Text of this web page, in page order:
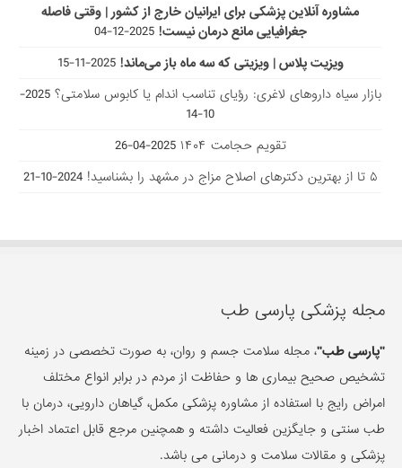
آخرین مقالات پزشکی
مشاوره آنلاین پزشکی برای ایرانیان خارج از کشور | وقتی فاصله
جغرافیایی مانع درمان نیست!
2025-12-04
ویزیت پلاس | ویزیتی که سه ماه باز می‌ماند! 2025-11-15
بازار سیاه داروهای لاغری: رؤیای تناسب اندام یا کابوس سلامتی؟
2025-
10-14
مجله پزشکی پارسی طب
"پارسی طب" ، مجله سلامت جسم و روان، به صورت تخصصی در زمینه
تشخیص صحیح بیماری ها و حفاظت از مردم در برابر انواع مختلف